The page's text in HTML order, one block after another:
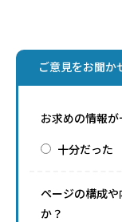
ご意見をお聞か
お求めの情報
十分だった
ページの構成
か？